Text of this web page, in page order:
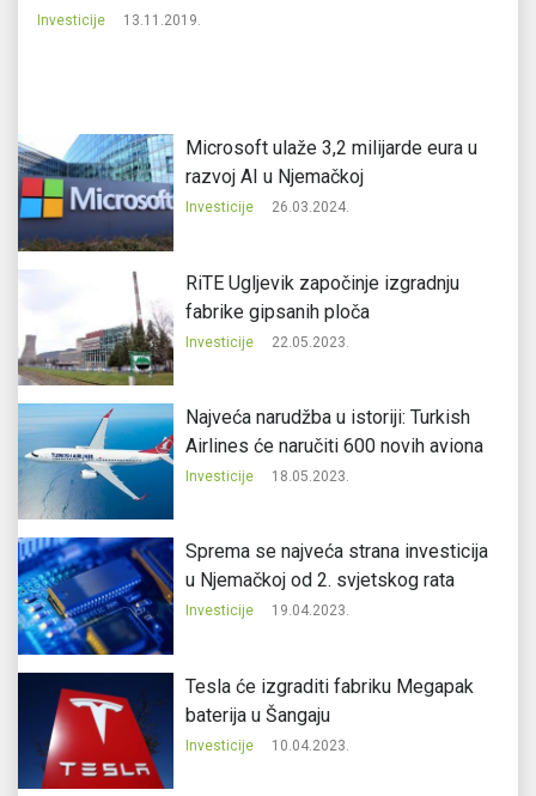
Investicije 13.11.2019.
Microsoft ulaže 3,2 milijarde eura u
razvoj AI u Njemačkoj
Investicije 26.03.2024.
RiTE Ugljevik započinje izgradnju
fabrike gipsanih ploča
Investicije 22.05.2023.
Najveća narudžba u istoriji: Turkish
Airlines će naručiti 600 novih aviona
Investicije 18.05.2023.
Sprema se najveća strana investicija
u Njemačkoj od 2. svjetskog rata
Investicije 19.04.2023.
Tesla će izgraditi fabriku Megapak
baterija u Šangaju
Investicije 10.04.2023.